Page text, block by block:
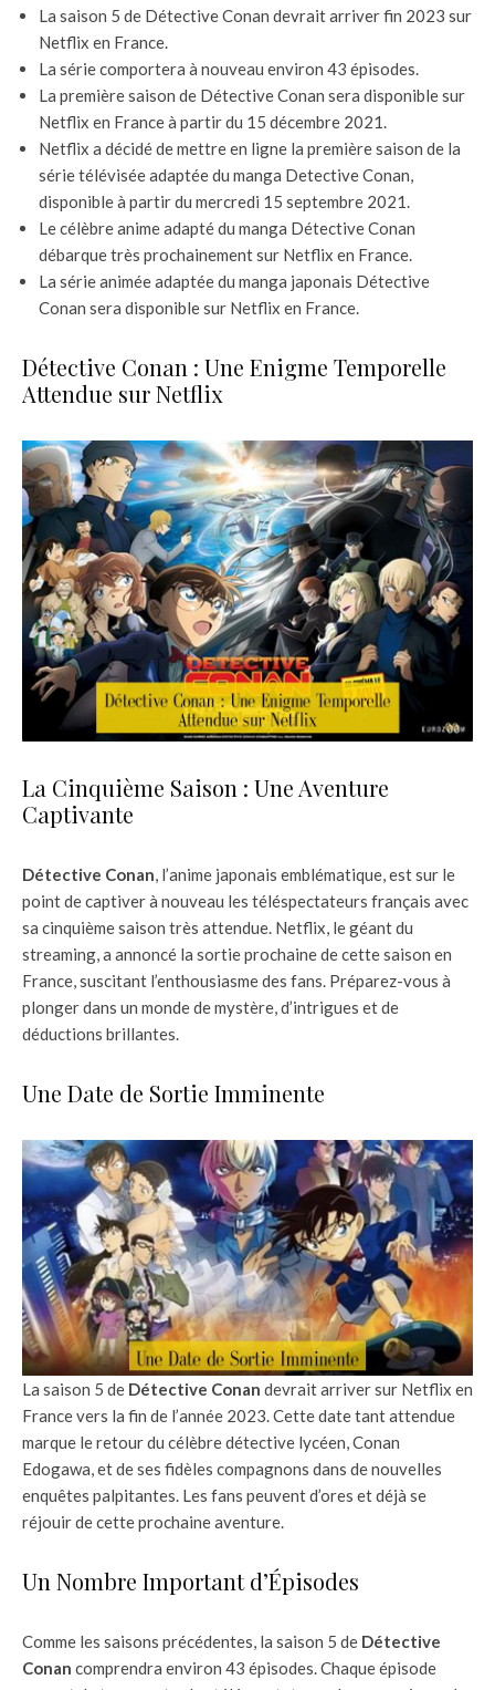
La saison 5 de Détective Conan devrait arriver fin 2023 sur
Netflix en France.
La série comportera à nouveau environ 43 épisodes.
La première saison de Détective Conan sera disponible sur
Netflix en France à partir du 15 décembre 2021.
Netflix a décidé de mettre en ligne la première saison de la
série télévisée adaptée du manga Detective Conan,
disponible à partir du mercredi 15 septembre 2021.
Le célèbre anime adapté du manga Détective Conan
débarque très prochainement sur Netflix en France.
La série animée adaptée du manga japonais Détective
Conan sera disponible sur Netflix en France.
Détective Conan : Une Enigme Temporelle
Attendue sur Netflix
La Cinquième Saison : Une Aventure
Captivante
Détective Conan, l’anime japonais emblématique, est sur le
point de captiver à nouveau les téléspectateurs français avec
sa cinquième saison très attendue. Netflix, le géant du
streaming, a annoncé la sortie prochaine de cette saison en
France, suscitant l’enthousiasme des fans. Préparez-vous à
plonger dans un monde de mystère, d’intrigues et de
déductions brillantes.
Une Date de Sortie Imminente
La saison 5 de Détective Conan devrait arriver sur Netflix en
France vers la fin de l’année 2023. Cette date tant attendue
marque le retour du célèbre détective lycéen, Conan
Edogawa, et de ses fidèles compagnons dans de nouvelles
enquêtes palpitantes. Les fans peuvent d’ores et déjà se
réjouir de cette prochaine aventure.
Un Nombre Important d’Épisodes
Comme les saisons précédentes, la saison 5 de Détective
Conan comprendra environ 43 épisodes. Chaque épisode